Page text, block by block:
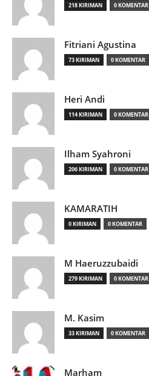
218 KIRIMAN 0 KOMENTAR
Fitriani Agustina
73 KIRIMAN 0 KOMENTAR
Heri Andi
114 KIRIMAN 0 KOMENTAR
Ilham Syahroni
206 KIRIMAN 0 KOMENTAR
KAMARATIH
0 KIRIMAN 0 KOMENTAR
M Haeruzzubaidi
279 KIRIMAN 0 KOMENTAR
M. Kasim
33 KIRIMAN 0 KOMENTAR
Marham